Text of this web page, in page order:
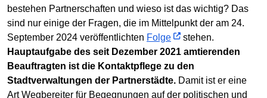
bestehen Partnerschaften und wieso ist das wichtig? Das
sind nur einige der Fragen, die im Mittelpunkt der am 24.
September 2024 veröffentlichten Folge
stehen.
Hauptaufgabe des seit Dezember 2021 amtierenden
Beauftragten ist die Kontaktpflege zu den
Stadtverwaltungen der Partnerstädte. Damit ist er eine
Art Wegbereiter für Begegnungen auf der politischen und